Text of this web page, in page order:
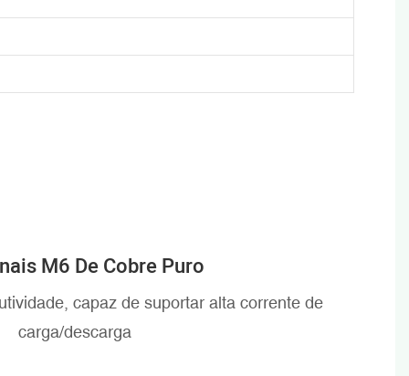
M6 De Cobre Puro
capaz de suportar alta corrente de
carga/descarga